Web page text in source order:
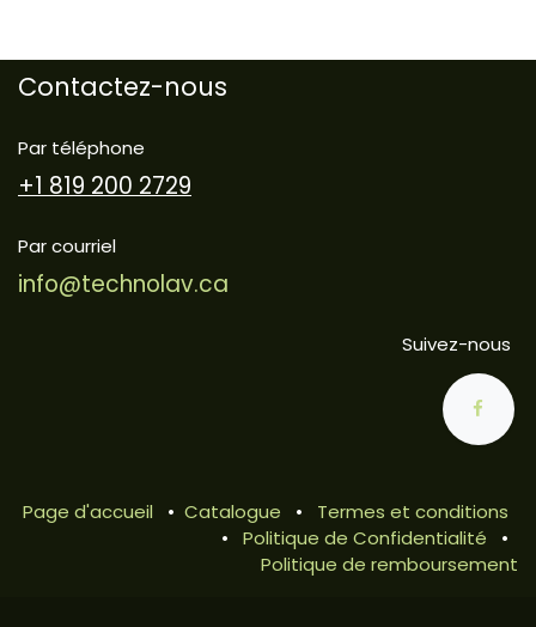
Contactez-nous
Par téléphone
+1 819 200 2729
Par courriel
info@technolav.ca
Suivez-nous
Page d'accueil • Catalogue •
Termes et conditions
•
Politique de Confidentialité
•
Politique de remboursement